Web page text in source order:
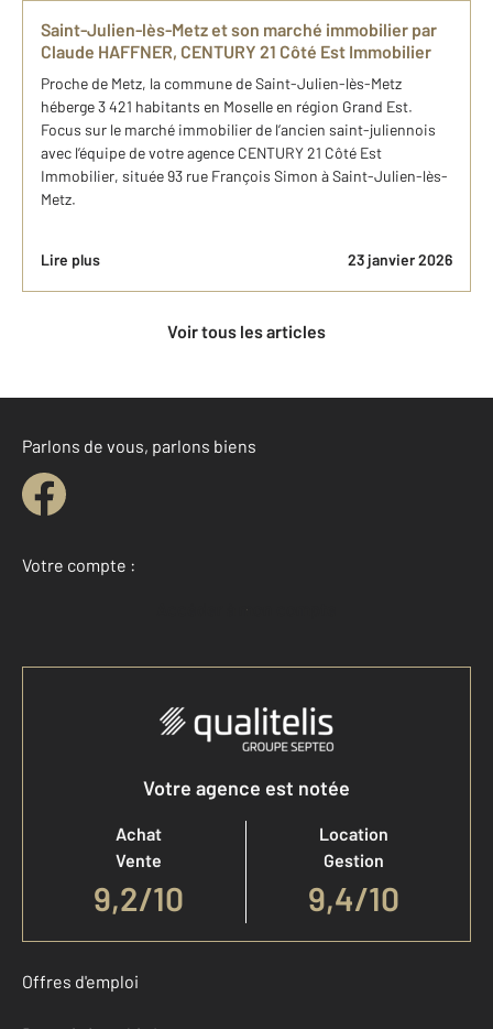
Saint-Julien-lès-Metz et son marché immobilier par
Claude HAFFNER, CENTURY 21 Côté Est Immobilier
Proche de Metz, la commune de Saint-Julien-lès-Metz
héberge 3 421 habitants en Moselle en région Grand Est.
Focus sur le marché immobilier de l’ancien saint-juliennois
avec l’équipe de votre agence CENTURY 21 Côté Est
Immobilier, située 93 rue François Simon à Saint-Julien-lès-
Metz.
Lire plus 23 janvier 2026
Voir tous les articles
Parlons de vous, parlons biens
Votre compte :
Accéder à mon compte
Votre agence est notée
Achat
Vente
9,2/10
Location
Gestion
9,4/10
Offres d'emploi